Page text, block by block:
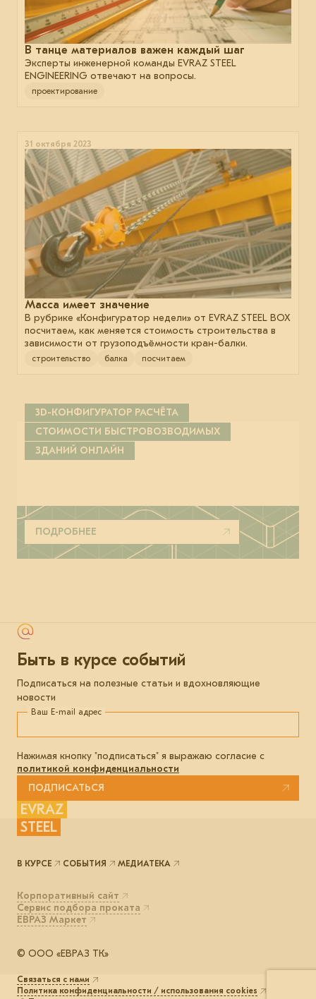
В танце материалов важен каждый шаг
Эксперты инженерной команды EVRAZ STEEL
ENGINEERING отвечают на вопросы.
проектирование
31 октября 2023
Масса имеет значение
В рубрике «Конфигуратор недели» от EVRAZ STEEL BOX
посчитаем, как меняется стоимость строительства в
зависимости от грузоподъёмности кран-балки.
строительство балка посчитаем
3D-КОНФИГУРАТОР РАСЧЁТА
СТОИМОСТИ БЫСТРОВОЗВОДИМЫХ
ЗДАНИЙ ОНЛАЙН
ПОДРОБНЕЕ
Быть в курсе событий
Подписаться на полезные статьи и вдохновляющие
новости
Ваш E-mail адрес
Нажимая кнопку "подписаться" я выражаю согласие с
политикой конфиденциальности
ПОДПИСАТЬСЯ
EVRAZ
STEEL
© ООО «ЕВРАЗ ТК»
Корпоративный сайт
Сервис подбора проката
ЕВРАЗ Маркет
В КУРСЕ СОБЫТИЯ МЕДИАТЕКА
Связаться с нами
Политика конфиденциальности / использования cookies